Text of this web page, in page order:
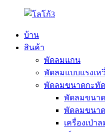
บ้าน
สินค้า
พัดลมแกน
พัดลมแบบแรงเห
พัดลมขนาดกะทั
พัดลมขนา
พัดลมขนา
เครื่องเป่าล